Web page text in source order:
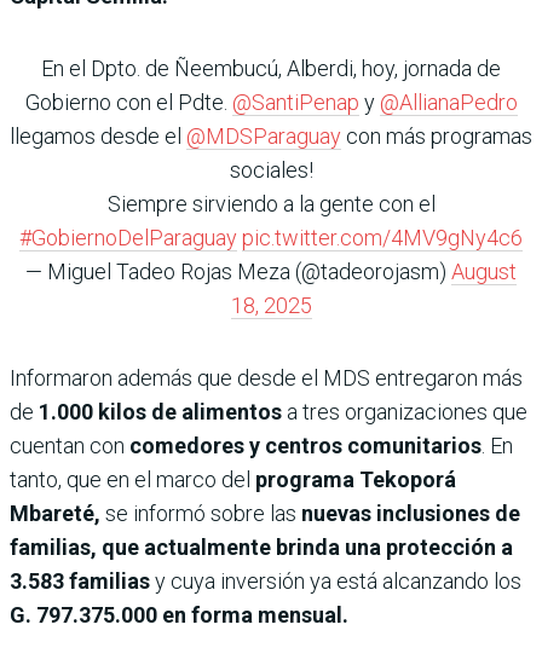
En el Dpto. de Ñeembucú, Alberdi, hoy, jornada de
Gobierno con el Pdte. @SantiPenap y @AllianaPedro
llegamos desde el @MDSParaguay con más programas
sociales!
Siempre sirviendo a la gente con el
#GobiernoDelParaguay pic.twitter.com/4MV9gNy4c6
— Miguel Tadeo Rojas Meza (@tadeorojasm) August
18, 2025
Informaron además que desde el MDS entregaron más
de 1.000 kilos de alimentos a tres organizaciones que
cuentan con comedores y centros comunitarios . En
tanto, que en el marco del programa Tekoporá
Mbareté, se informó sobre las nuevas inclusiones de
familias, que actualmente brinda una protección a
3.583 familiasy cuya inversión ya está alcanzando los
G. 797.375.000 en forma mensual.